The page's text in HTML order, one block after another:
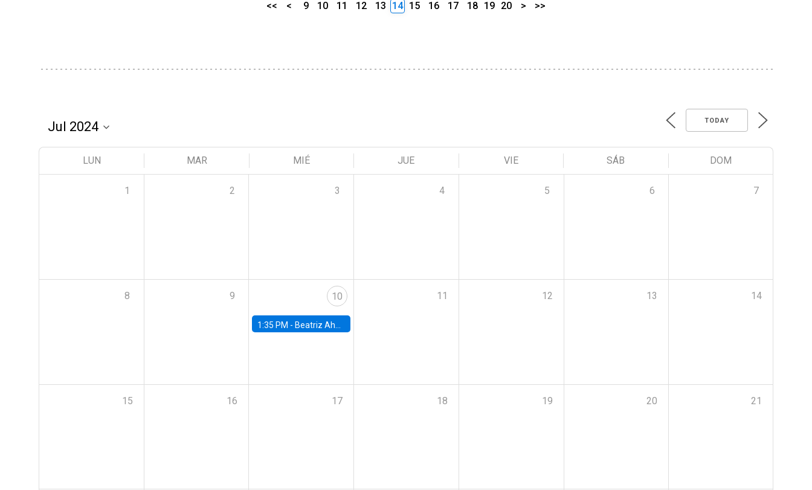
<< < 9 10 11 12 13 14 15 16 17 18 19 20 > >>
TODAY
LUN MAR MIÉ JUE VIE SÁB DOM
1 2 3 4 5 6 7
8 9 10
1:35 PM - Beatriz Ahumada, PhD candidate, Universidad de Pittsburgh
11 12 13 14
15 16 17 18 19 20 21